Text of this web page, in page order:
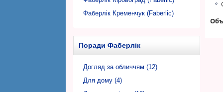
Фаберлік Кременчук (Faberlic)
Фаберлік Миколаїв (Faberlic)
Фаберлік Нікополь (Faberlic)
Поради Фаберлік
Догляд за обличчям (12)
Для дому (4)